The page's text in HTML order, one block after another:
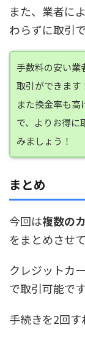
また、業者に
わらずに取引
手数料の安い業
取引ができます
また換金率も
で、よりお得に
みましょう！
まとめ
今回は複数の
をまとめさせ
クレジットカ
で取引可能です
手続きを2回す